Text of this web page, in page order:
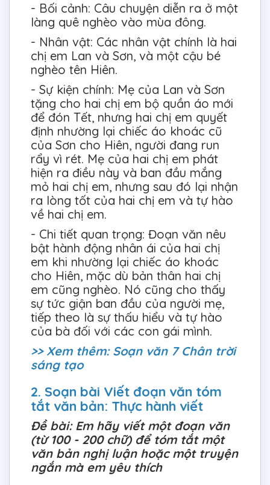
- Bối cảnh: Câu chuyện diễn ra ở một
làng quê nghèo vào mùa đông.
- Nhân vật: Các nhân vật chính là hai
chị em Lan và Sơn, và một cậu bé
nghèo tên Hiên.
- Sự kiện chính: Mẹ của Lan và Sơn
tặng cho hai chị em bộ quần áo mới
để đón Tết, nhưng hai chị em quyết
định nhường lại chiếc áo khoác cũ
của Sơn cho Hiên, người đang run
rẩy vì rét. Mẹ của hai chị em phát
hiện ra điều này và ban đầu mắng
mỏ hai chị em, nhưng sau đó lại nhận
ra lòng tốt của hai chị em và tự hào
về hai chị em.
- Chi tiết quan trọng: Đoạn văn nêu
bật hành động nhân ái của hai chị
em khi nhường lại chiếc áo khoác
cho Hiên, mặc dù bản thân hai chị
em cũng nghèo. Nó cũng cho thấy
sự tức giận ban đầu của người mẹ,
tiếp theo là sự thấu hiểu và tự hào
của bà đối với các con gái mình.
>> Xem thêm: Soạn văn 7 Chân trời
sáng tạo
2. Soạn bài Viết đoạn văn tóm
tắt văn bản: Thực hành viết
Đề bài: Em hãy viết một đoạn văn
(từ 100 - 200 chữ) để tóm tắt một
văn bản nghị luận hoặc một truyện
ngắn mà em yêu thích